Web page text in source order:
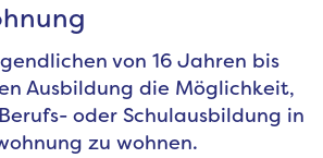
von 16 Jahren bis
Ausbildung die Möglichkeit,
oder Schulausbildung in
zu wohnen.